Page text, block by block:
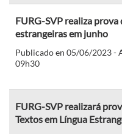
FURG-SVP realiza
estrangeiras em junho
Publicado en 05/06/2023 -
09h30
FURG-SVP realizará
Textos em Língua